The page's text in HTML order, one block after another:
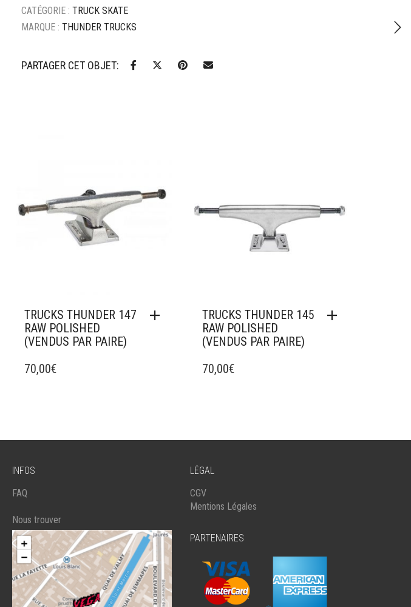
CATÉGORIE : TRUCK SKATE
MARQUE : THUNDER TRUCKS
PARTAGER CET OBJET:
TRUCKS THUNDER 147
RAW POLISHED
(VENDUS PAR PAIRE)
70,00€
TRUCKS THUNDER 145
RAW POLISHED
(VENDUS PAR PAIRE)
70,00€
INFOS
FAQ
Nous trouver
LÉGAL
CGV
Mentions Légales
PARTENAIRES